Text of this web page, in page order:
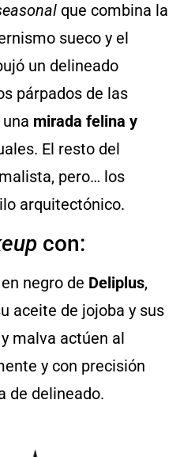
que combina la
sueco y el
un delineado
párpados de las
mirada felina y
El resto del
pero… los
arquitectónico.
con:
negro de Deliplus,
aceite de jojoba y sus
malva actúen al
y con precisión
de delineado.